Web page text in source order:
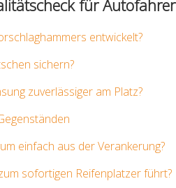
für Autofahrer
entwickelt?
sichern?
zuverlässiger am Platz?
einfach aus der Verankerung?
sofortigen Reifenplatzer führt?